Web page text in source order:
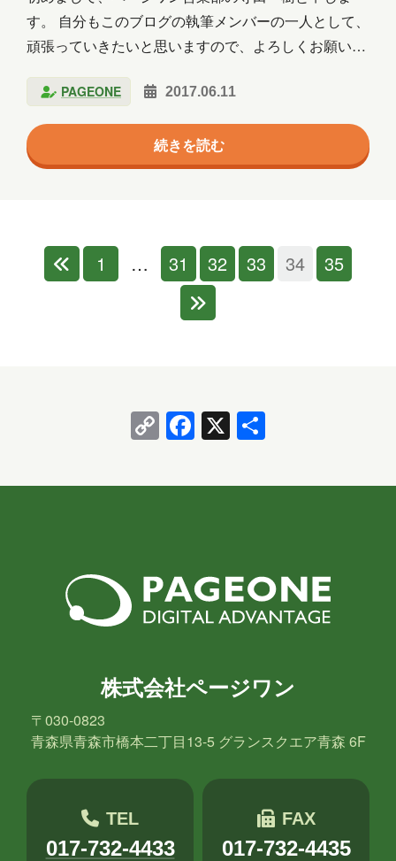
す。 自分もこのブログの執筆メンバーの一人として、
頑張っていきたいと思いますので、よろしくお願いい
います。 VRってなんだ？ 皆さんは仮想現実、VRと
いうものについてご存知でしょうか。 昨年はVR元年
といわれ、非常にこの分野は盛り上がってきました。
SonyからPlayStation VRが発売された際は日本でも話
とはその名の通り、人工的に作られた空…
PAGEONE 2017.06.11
続きを読む
1 … 31 32 33 34 35
Copy
Link
Facebook
X
株式会社ページワン
〒030-0823
青森県青森市橋本二丁目13-5 グランスクエア青森 6F
TEL
017-732-4433
FAX
017-732-4435